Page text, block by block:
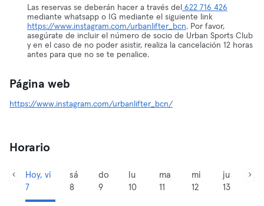
Las reservas se deberán hacer a través del 622 716 426
mediante whatsapp o IG mediante el siguiente link
https://www.instagram.com/urbanlifter_bcn. Por favor,
asegúrate de incluir el número de socio de Urban Sports Club
y en el caso de no poder asistir, realiza la cancelación 12 horas
antes para que no se te penalice.
Página web
https://www.instagram.com/urbanlifter_bcn/
Horario
Hoy, vi
7
sá
8
do
9
lu
10
ma
11
mi
12
ju
13